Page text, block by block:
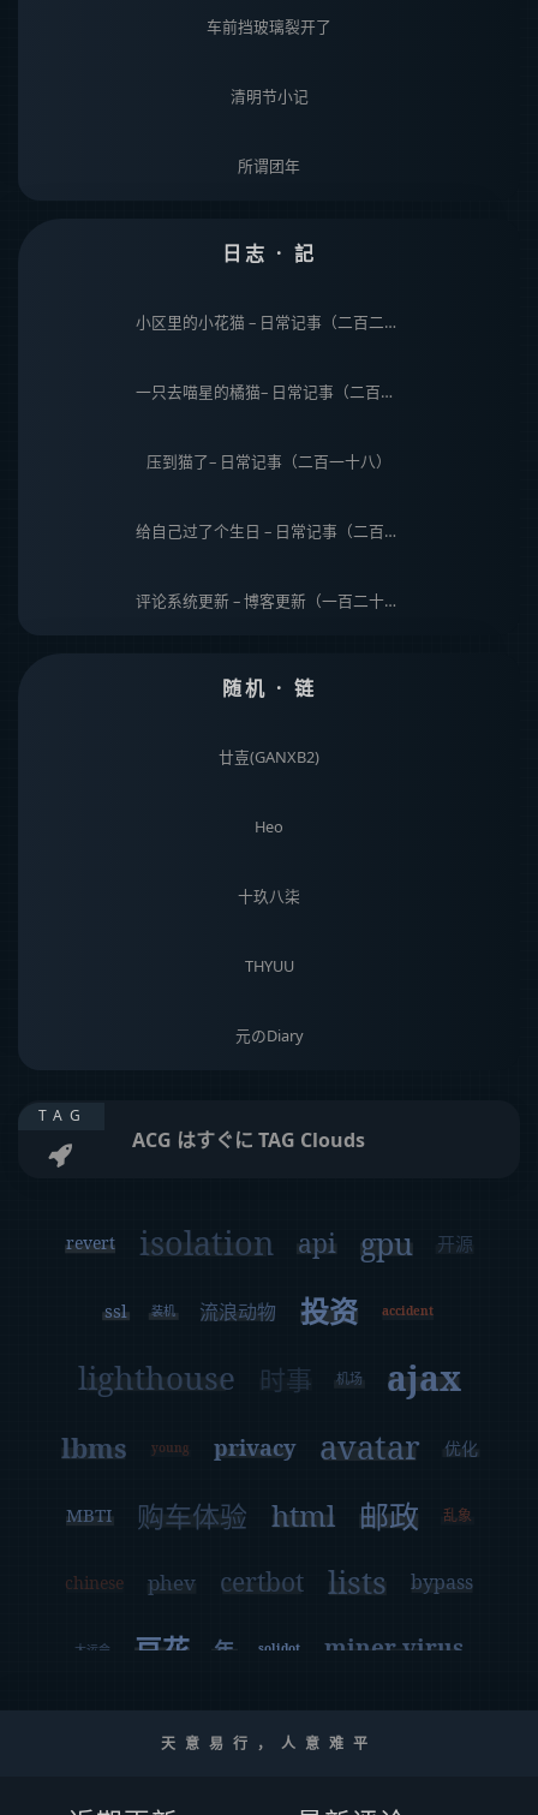
车前挡玻璃裂开了
清明节小记
所谓团年
日志 · 記
小区里的小花猫 – 日常记事（二百二十）
一只去喵星的橘猫– 日常记事（二百一十九）
压到猫了– 日常记事（二百一十八）
给自己过了个生日 – 日常记事（二百一十七）
评论系统更新 – 博客更新（一百二十五）
随机 · 链
廿壴(GANXB2)
Heo
十玖八柒
THYUU
元のDiary
TAG
ACG はすぐに TAG Clouds
css
revert isolation api gpu 开源
ssl 装机 流浪动物 投资 accident
lighthouse 时事 机场 ajax
lbms young privacy avatar 优化
MBTI 购车体验 html 邮政 乱象
chinese phev certbot lists bypass
大运会 豆花 年 solidot miner virus
天意易行，人意难平